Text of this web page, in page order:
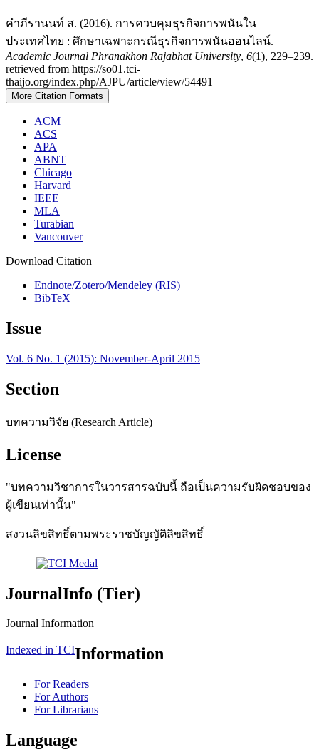
คำภีรานนท์ ส. (2016). การควบคุมธุรกิจการพนันใน
ประเทศไทย : ศึกษาเฉพาะกรณีธุรกิจการพนันออนไลน์.
Academic Journal Phranakhon Rajabhat University, 6(1), 229–239.
retrieved from https://so01.tci-
thaijo.org/index.php/AJPU/article/view/54491
More Citation Formats
ACM
ACS
APA
ABNT
Chicago
Harvard
IEEE
MLA
Turabian
Vancouver
Download Citation
Endnote/Zotero/Mendeley (RIS)
BibTeX
Issue
Vol. 6 No. 1 (2015): November-April 2015
Section
บทความวิจัย (Research Article)
License
"บทความวิชาการในวารสารฉบับนี้ ถือเป็นความรับผิดชอบของ
ผู้เขียนเท่านั้น"
สงวนลิขสิทธิ์ตามพระราชบัญญัติลิขสิทธิ์
JournalInfo (Tier)
Journal Information
Indexed in TCIInformation
For Readers
For Authors
For Librarians
Language